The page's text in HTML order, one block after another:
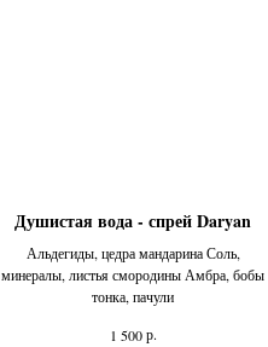
Душистая вода - спрей Daryan
Альдегиды, цедра мандарина Соль,
минералы, листья смородины Амбра, бобы
тонка, пачули
1 500 р.